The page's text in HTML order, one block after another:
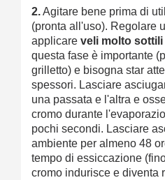
2.Agitare bene prima di
(pronta all'uso). Regolare
applicare veli molto sottili
questa fase è importante
grilletto) e bisogna star
spessori. Lasciare
una passata e l'altra e
cromo durante
pochi secondi. Lasciare
ambiente per almeno 48
tempo di essiccazione
cromo indurisce e diventa